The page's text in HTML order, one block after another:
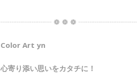
┈┈┈┈┈┈┈ ❁ ❁ ❁ ┈┈┈┈┈┈┈┈
Color Art yn
心寄り添い思いをカタチに！